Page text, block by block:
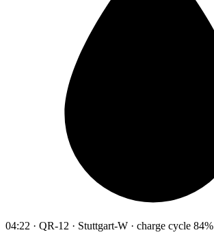
04:22 · QR-12 · Stuttgart-W · charge cycle 84%